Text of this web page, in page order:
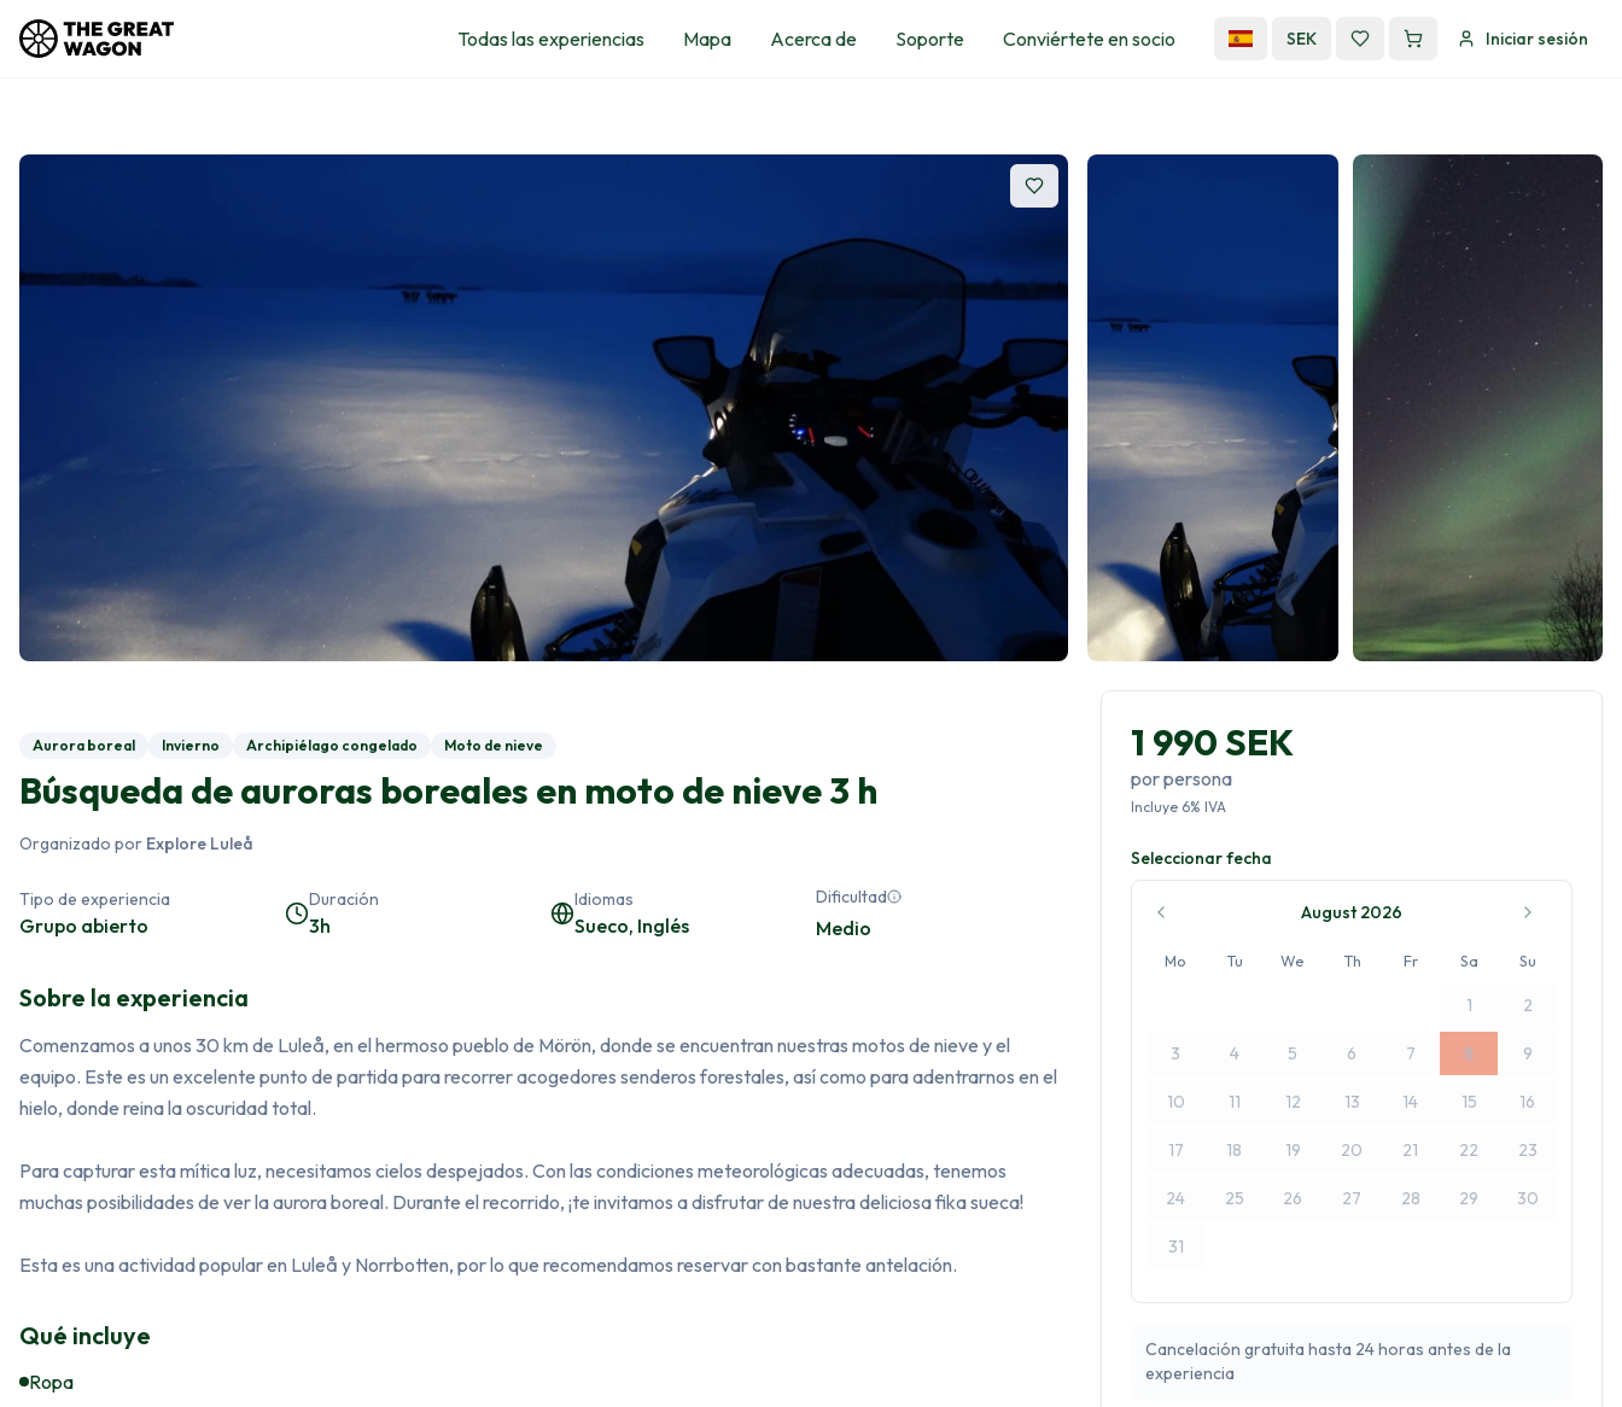
Todas las experiencias Mapa Acerca de Soporte Conviértete en socio SEK Iniciar sesión
Aurora boreal Invierno Archipiélago congelado Moto de nieve
Búsqueda de auroras boreales en moto de nieve 3 h
Organizado por Explore Luleå
Tipo de experiencia
Grupo abierto
Duración
3h
Idiomas
Sueco, Inglés
Dificultad
Medio
Sobre la experiencia
Comenzamos a unos 30 km de Luleå, en el hermoso pueblo de Mörön, donde se encuentran nuestras motos de nieve y el
equipo. Este es un excelente punto de partida para recorrer acogedores senderos forestales, así como para adentrarnos en el
hielo, donde reina la oscuridad total.
Para capturar esta mítica luz, necesitamos cielos despejados. Con las condiciones meteorológicas adecuadas, tenemos
muchas posibilidades de ver la aurora boreal. Durante el recorrido, ¡te invitamos a disfrutar de nuestra deliciosa fika sueca!
Esta es una actividad popular en Luleå y Norrbotten, por lo que recomendamos reservar con bastante antelación.
Qué incluye
Ropa
1 990 SEK
por persona
Incluye 6% IVA
Seleccionar fecha
August 2026
Mo Tu We Th Fr Sa Su
1 2
3 4 5 6 7 8 9
10 11 12 13 14 15 16
17 18 19 20 21 22 23
24 25 26 27 28 29 30
31
Cancelación gratuita hasta 24 horas antes de la
experiencia